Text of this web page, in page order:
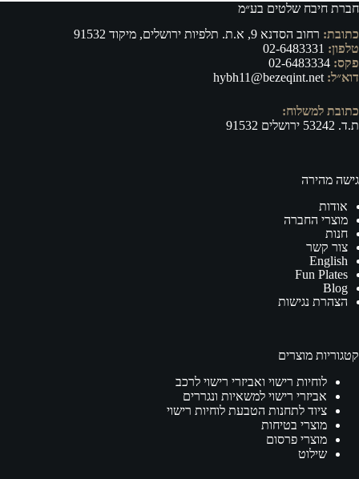
חברת חיבח שלטים בע״מ
כתובת: רחוב הסדנא 9, א.ת. תלפיות ירושלים, מיקוד 91532
טלפון: 02-6483331
פקס:
דוא״ל: hybh11@bezeqint.net
כתובת למשלוח:
ת.ד. 53242 ירושלים 91532
גישה מהירה
אודות
מוצרי החברה
חנות
צור קשר
English
Fun Plates
Blog
הצהרת נגישות
קטגוריות מוצרים
לוחיות רישוי ואביזרי רישוי לרכב
אביזרי רישוי למשאיות ונגררים
ציוד לתחנות הטבעת לוחיות רישוי
מוצרי בטיחות
מוצרי פרסום
שילוט